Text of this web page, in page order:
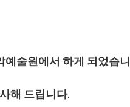
예술원에서 하게 되었습니
해 드립니다.